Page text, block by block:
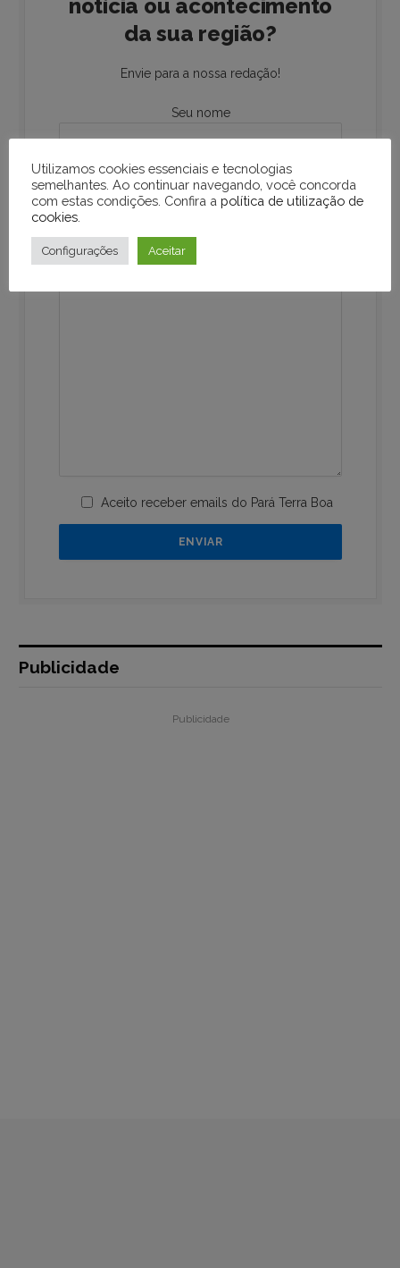
notícia ou acontecimento
da sua região?
Envie para a nossa redação!
Seu nome
Seu e-mail
Sua mensagem
Aceito receber emails do Pará Terra Boa
Publicidade
Publicidade
Utilizamos cookies essenciais e tecnologias
semelhantes. Ao continuar navegando, você concorda
com estas condições. Confira a política de utilização de
cookies
Configurações Aceitar